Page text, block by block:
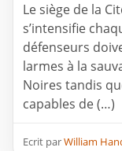
Le siège de la
s’intensifie
défenseurs
larmes à la
Noires tandis
capables de (…)
Ecrit parWilliam